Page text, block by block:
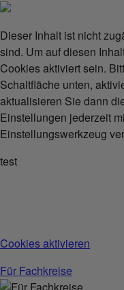
Dieser Inhalt ist nicht
sind. Um auf diesen
Cookies aktiviert sein.
Schaltfläche unten,
aktualisieren Sie dann
Einstellungen jederzeit
Einstellungswerkzeug
test
Cookies aktivieren
Für Fachkreise